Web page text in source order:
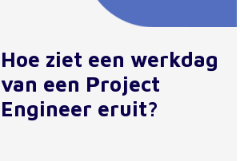
Hoe ziet een werkdag
van een Project
Engineer eruit?